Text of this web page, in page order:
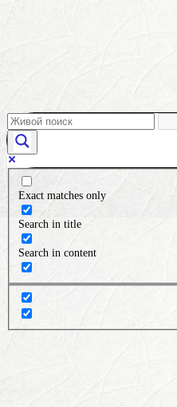
Exact matches only
Search in title
Search in content